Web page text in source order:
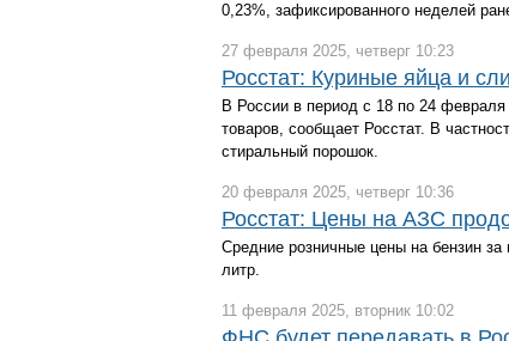
0,23%, зафиксированного неделей
27 февраля 2025, четверг 10:23
Росстат: Куриные яйца и
В России в период с 18 по 24
товаров, сообщает Росстат. В
стиральный порошок.
20 февраля 2025, четверг 10:36
Росстат: Цены на АЗС
Средние розничные цены на бензин
литр.
11 февраля 2025, вторник 10:02